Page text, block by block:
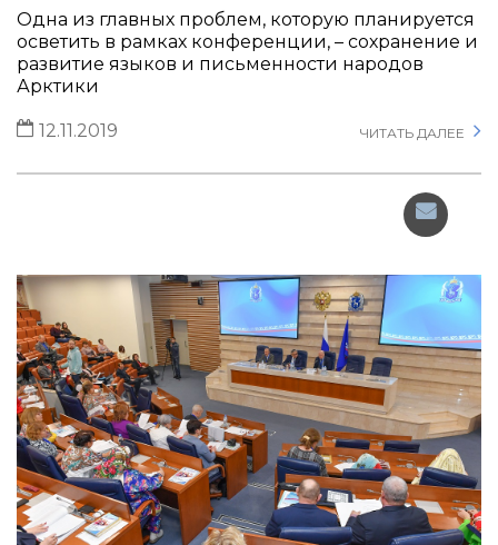
Одна из главных проблем, которую планируется
осветить в рамках конференции, – сохранение и
развитие языков и письменности народов
Арктики
12.11.2019 ЧИТАТЬ ДАЛЕЕ